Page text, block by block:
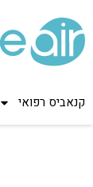
קנאביס רפואי